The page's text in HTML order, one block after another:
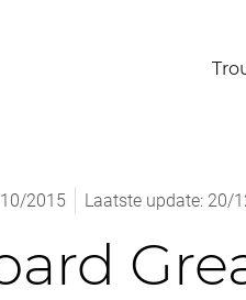
2015 Laatste update: 20/